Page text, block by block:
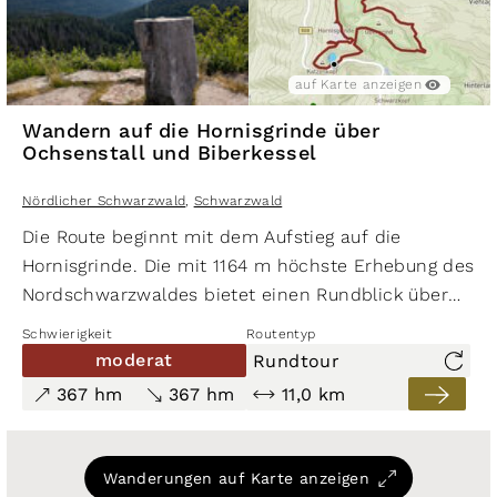
auf Karte anzeigen
Wandern auf die Hornisgrinde über
Ochsenstall und Biberkessel
Nördlicher Schwarzwald, Schwarzwald
Die Route beginnt mit dem Aufstieg auf die
Hornisgrinde. Die mit 1164 m höchste Erhebung des
Nordschwarzwaldes bietet einen Rundblick über
die Rheinebene und das Langenbachtal. Bei
schönem Wetter ist der Aussichtsturm für
Besucher geöffnet. Die Länge der Wanderung
beträgt ca. 11 km. Im Auf- und Abstieg sind 367
Trittsicherheit sind erforderlich.
Schwierigkeit Routentyp
moderat
Rundtour
367 hm
367 hm 11,0 km
Wanderungen auf Karte anzeigen